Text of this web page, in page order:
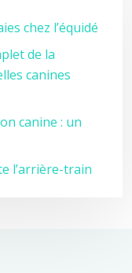
chez l’équidé
de la
canines
canine : un
l’arrière-train